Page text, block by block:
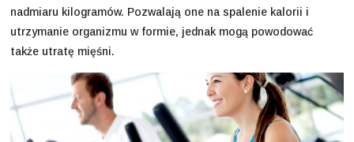
nadmiaru kilogramów. Pozwalają one na spalenie kalorii i
utrzymanie organizmu w formie, jednak mogą powodować
także utratę mięśni.